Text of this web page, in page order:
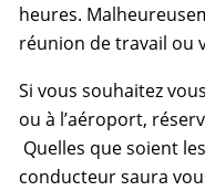
heures.
réunion de travail ou
Si vous souhaitez
ou à l’aéroport,
Quelles que soient
conducteur saura